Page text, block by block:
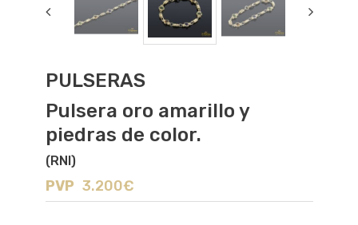
PULSERAS
Pulsera oro amarillo y
piedras de color.
(RNI)
PVP 3.200€